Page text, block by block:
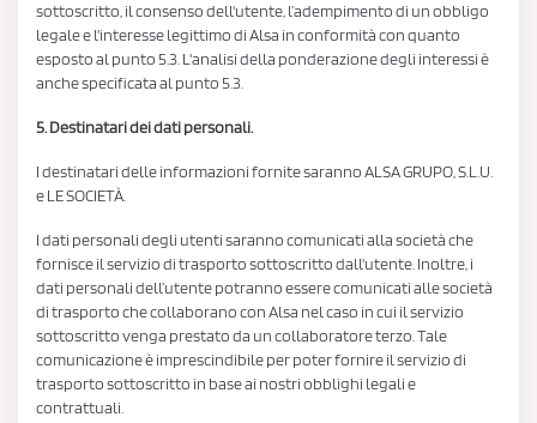
sottoscritto, il consenso dell'utente, l’adempimento di un obbligo
legale e l'interesse legittimo di Alsa in conformità con quanto
esposto al punto 5.3. L'analisi della ponderazione degli interessi è
anche specificata al punto 5.3.
5. Destinatari dei dati personali.
I destinatari delle informazioni fornite saranno ALSA GRUPO, S.L.U.
e LE SOCIETÀ.
I dati personali degli utenti saranno comunicati alla società che
fornisce il servizio di trasporto sottoscritto dall'utente. Inoltre, i
dati personali dell’utente potranno essere comunicati alle società
di trasporto che collaborano con Alsa nel caso in cui il servizio
sottoscritto venga prestato da un collaboratore terzo. Tale
comunicazione è imprescindibile per poter fornire il servizio di
trasporto sottoscritto in base ai nostri obblighi legali e
contrattuali.